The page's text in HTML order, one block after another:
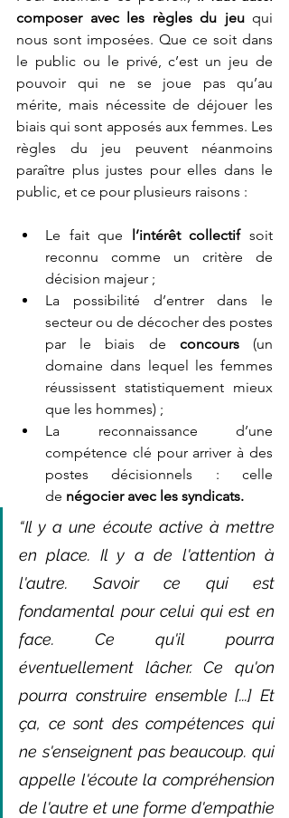
composer avec les règles du jeu qui
nous sont imposées. Que ce soit dans
le public ou le privé, c’est un jeu de
pouvoir qui ne se joue pas qu’au
mérite, mais nécessite de déjouer les
biais qui sont apposés aux femmes. Les
règles du jeu peuvent néanmoins
paraître plus justes pour elles dans le
public, et ce pour plusieurs raisons :
Le fait que l’intérêt collectif soit
reconnu comme un critère de
décision majeur ;
La possibilité d’entrer dans le
secteur ou de décocher des postes
par le biais de concours (un
domaine dans lequel les femmes
réussissent statistiquement mieux
que les hommes) ;
La reconnaissance d’une
compétence clé pour arriver à des
postes décisionnels : celle
de négocier avec les syndicats.
“Il y a une écoute active à mettre
en place. Il y a de l'attention à
l'autre. Savoir ce qui est
fondamental pour celui qui est en
face. Ce qu'il pourra
éventuellement lâcher. Ce qu'on
pourra construire ensemble [...] Et
ça, ce sont des compétences qui
ne s'enseignent pas beaucoup. qui
appelle l'écoute la compréhension
de l'autre et une forme d'empathie